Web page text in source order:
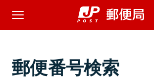
郵便番号検索